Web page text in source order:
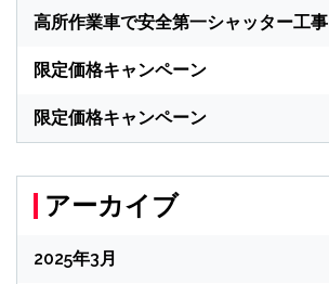
高所作業車で安全第一シャッター工事
限定価格キャンペーン
限定価格キャンペーン
アーカイブ
2025年3月